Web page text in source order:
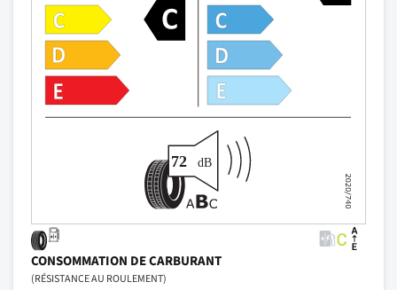
CONSOMMATION DE CARBURANT
(RÉSISTANCE AU ROULEMENT)